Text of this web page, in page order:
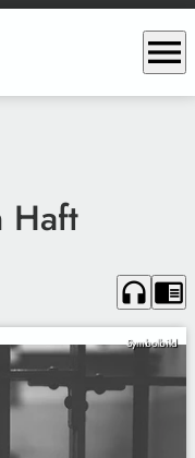
menu
Haft
headphones chrome_reader_mode
Symbolbild